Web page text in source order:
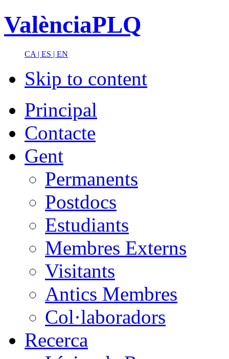
ValènciaPLQ
CA | ES | EN
Skip to content
Principal
Contacte
Gent
Permanents
Postdocs
Estudiants
Membres Externs
Visitants
Antics Membres
Col·laboradors
Recerca